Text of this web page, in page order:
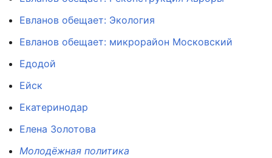
Евланов обещает: Экология
Евланов обещает: микрорайон Московский
Едодой
Ейск
Екатеринодар
Елена Золотова
Молодёжная политика